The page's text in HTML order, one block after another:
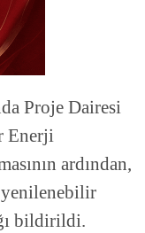
Proje Dairesi
Enerji
ardından,
yenilenebilir
bildirildi.